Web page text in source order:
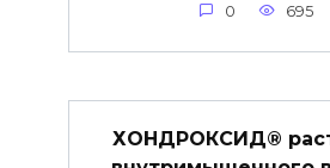
0 695
ХОНДРОКСИД®